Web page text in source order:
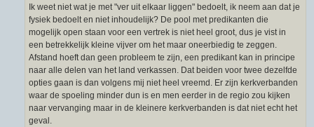
Ik weet niet wat je met "ver uit elkaar liggen" bedoelt, ik neem aan dat je
fysiek bedoelt en niet inhoudelijk? De pool met predikanten die
mogelijk open staan voor een vertrek is niet heel groot, dus je vist in
een betrekkelijk kleine vijver om het maar oneerbiedig te zeggen.
Afstand hoeft dan geen probleem te zijn, een predikant kan in principe
naar alle delen van het land verkassen. Dat beiden voor twee dezelfde
opties gaan is dan volgens mij niet heel vreemd. Er zijn kerkverbanden
waar de spoeling minder dun is en men eerder in de regio zou kijken
naar vervanging maar in de kleinere kerkverbanden is dat niet echt het
geval.